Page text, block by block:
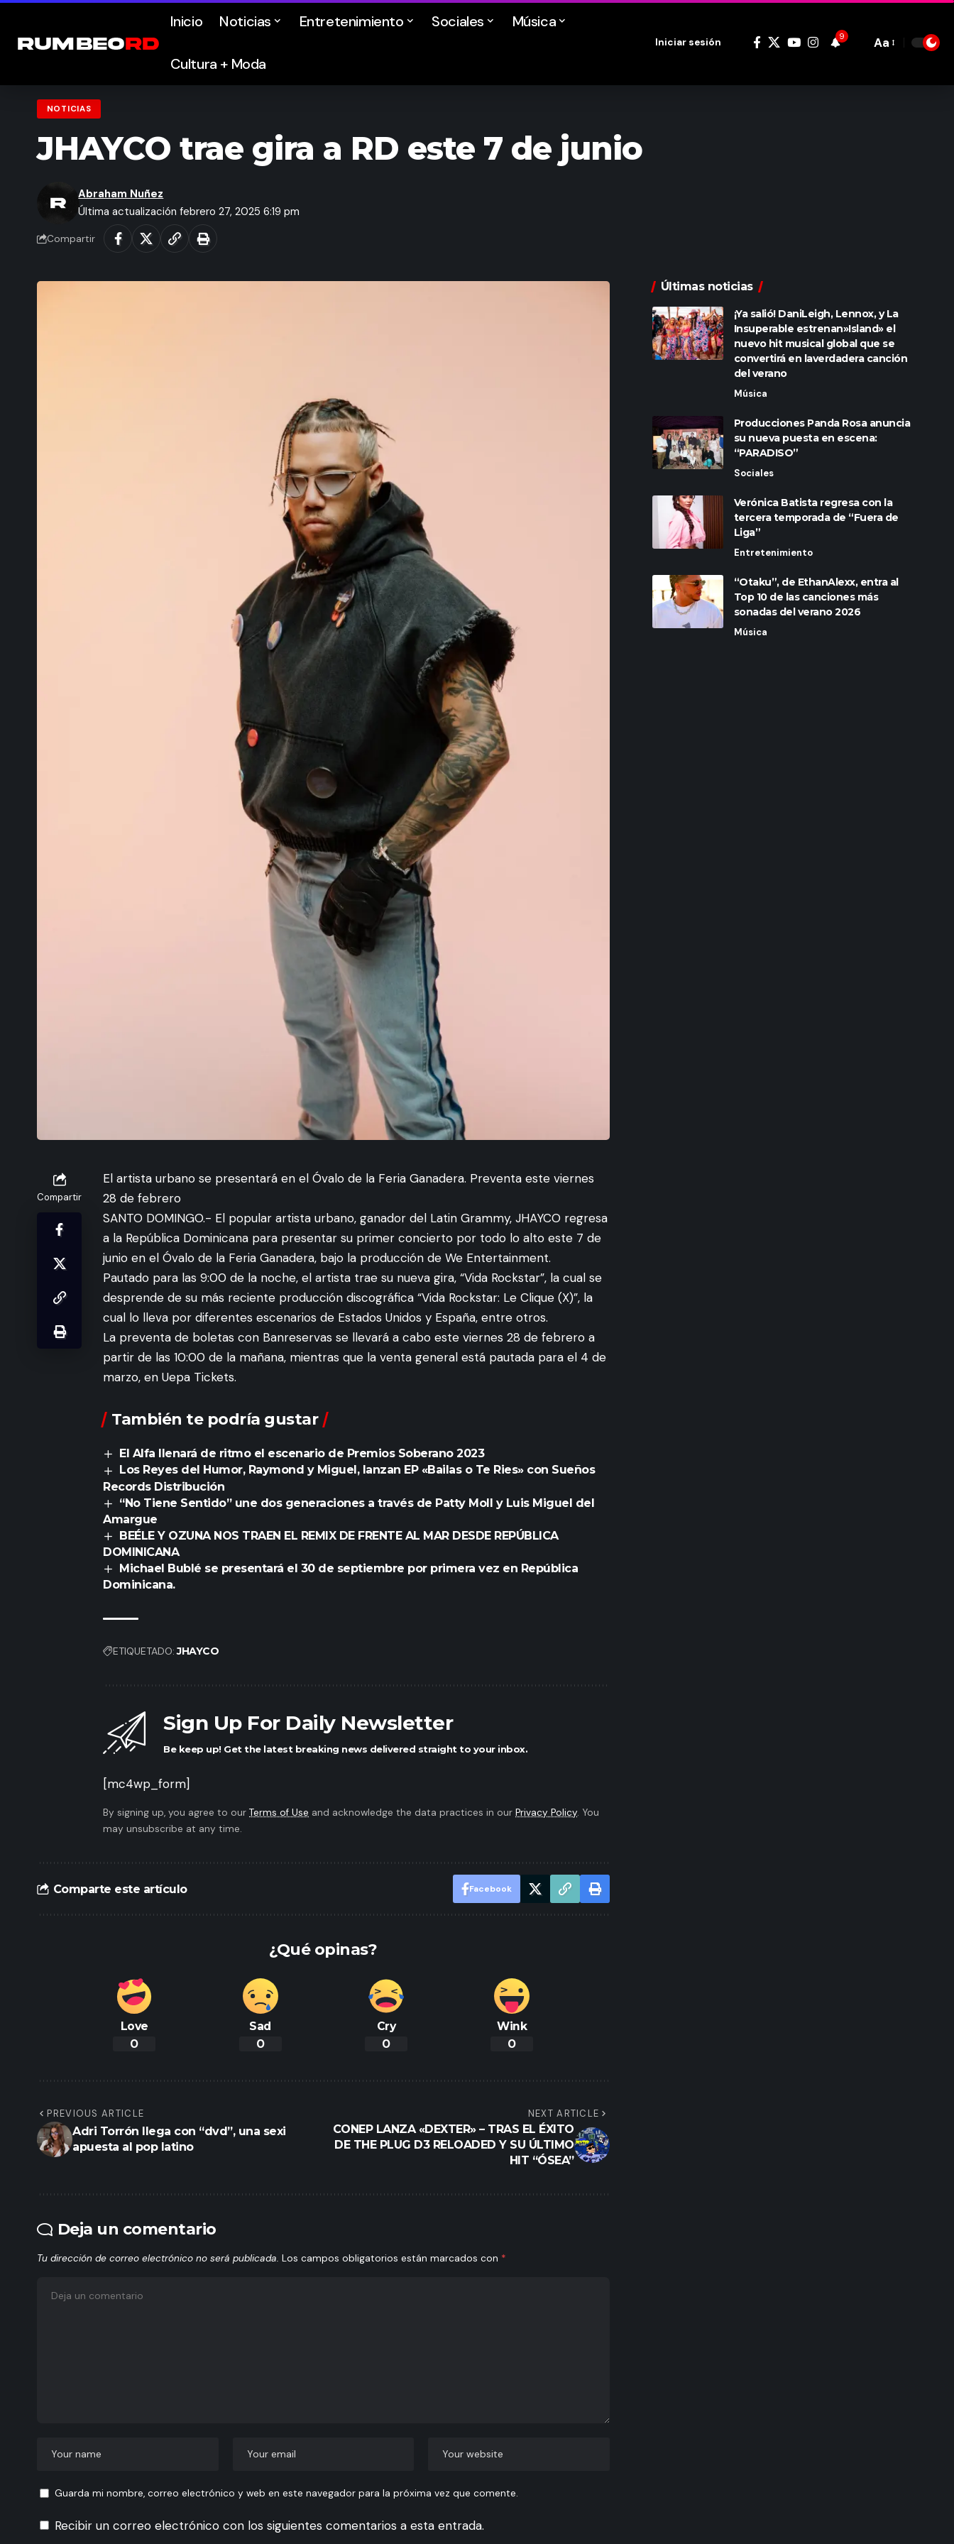
Inicio Noticias Entretenimiento Sociales Música
Cultura + Moda
Iniciar sesión 9
Font
Aa
NOTICIAS
JHAYCO trae gira a RD este 7 de junio
Última actualización febrero 27, 2025 6:19 pm
Abraham Nuñez
Compartir
Compartir
El artista urbano se presentará en el Óvalo de la Feria Ganadera. Preventa este viernes
28 de febrero
SANTO DOMINGO.- El popular artista urbano, ganador del Latin Grammy, JHAYCO regresa
a la República Dominicana para presentar su primer concierto por todo lo alto este 7 de
junio en el Óvalo de la Feria Ganadera, bajo la producción de We Entertainment.
Pautado para las 9:00 de la noche, el artista trae su nueva gira, “Vida Rockstar”, la cual se
desprende de su más reciente producción discográfica “Vida Rockstar: Le Clique (X)”, la
cual lo lleva por diferentes escenarios de Estados Unidos y España, entre otros.
La preventa de boletas con Banreservas se llevará a cabo este viernes 28 de febrero a
partir de las 10:00 de la mañana, mientras que la venta general está pautada para el 4 de
marzo, en Uepa Tickets.
También te podría gustar
El Alfa llenará de ritmo el escenario de Premios Soberano 2023
Los Reyes del Humor, Raymond y Miguel, lanzan EP «Bailas o Te Ries» con Sueños
Records Distribución
“No Tiene Sentido” une dos generaciones a través de Patty Moll y Luis Miguel del
Amargue
BEÉLE Y OZUNA NOS TRAEN EL REMIX DE FRENTE AL MAR DESDE REPÚBLICA
DOMINICANA
Michael Bublé se presentará el 30 de septiembre por primera vez en República
Dominicana.
ETIQUETADO: JHAYCO
Sign Up For Daily Newsletter
Be keep up! Get the latest breaking news delivered straight to your inbox.
[mc4wp_form]
By signing up, you agree to our Terms of Use and acknowledge the data practices in our Privacy Policy. You
may unsubscribe at any time.
Comparte este artículo Facebook
¿Qué opinas?
Love
0
Sad
0
Cry
0
Wink
0
PREVIOUS ARTICLE
Adri Torrón llega con “dvd”, una sexi
apuesta al pop latino
NEXT ARTICLE
CONEP LANZA «DEXTER» – TRAS EL ÉXITO
DE THE PLUG D3 RELOADED Y SU ÚLTIMO
HIT “ÓSEA”
Deja un comentario
Tu dirección de correo electrónico no será publicada. Los campos obligatorios están marcados con *
Guarda mi nombre, correo electrónico y web en este navegador para la próxima vez que comente.
Recibir un correo electrónico con los siguientes comentarios a esta entrada.
Últimas noticias
¡Ya salió! DaniLeigh, Lennox, y La
Insuperable estrenan»Island» el
nuevo hit musical global que se
convertirá en laverdadera canción
del verano
Música
Producciones Panda Rosa anuncia
su nueva puesta en escena:
“PARADISO”
Sociales
Verónica Batista regresa con la
tercera temporada de “Fuera de
Liga”
Entretenimiento
“Otaku”, de EthanAlexx, entra al
Top 10 de las canciones más
sonadas del verano 2026
Música